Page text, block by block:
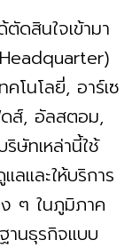
ดสินใจเข้ามา
คโนโลยี่, อาร์เซ
ดส์, อัลสตอม,
ษัทเหล่านี้ใช้
ลและให้บริการ
ง ๆ ในภูมิภาค
านธุรกิจแบบ